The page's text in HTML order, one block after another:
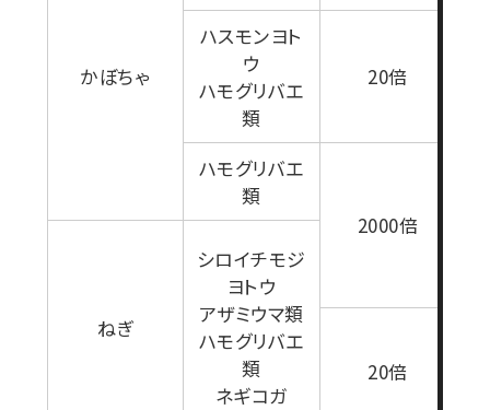
かぼちゃ
ハスモンヨト
ウ
ハモグリバエ
類
20倍
ハモグリバエ
類
2000倍
ねぎ
シロイチモジ
ヨトウ
アザミウマ類
ハモグリバエ
類
ネギコガ
20倍